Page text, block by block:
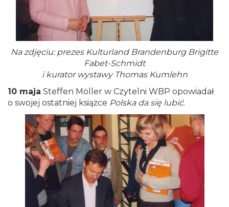
Na zdjęciu: prezes Kulturland Brandenburg Brigitte
Fabet-Schmidt
i kurator wystawy Thomas Kumlehn
10 maja Steffen Möller w Czytelni WBP opowiadał
o swojej ostatniej książce Polska da się lubić.